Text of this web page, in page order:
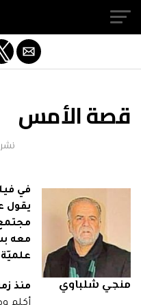
قصة الأمس
منجي شلباوي
في
يقول
معه
علميّة
منذ